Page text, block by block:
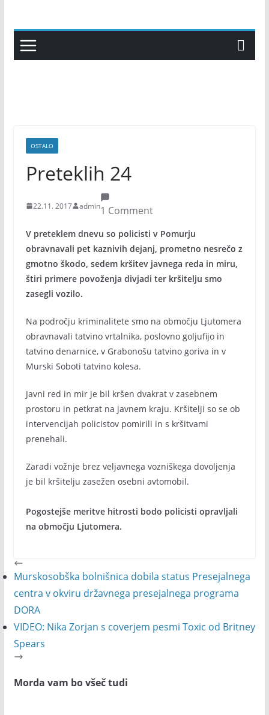
content
OSTALO
Preteklih 24
22.11. 2017 admin1 Comment
V preteklem dnevu so policisti v Pomurju
obravnavali pet kaznivih dejanj, prometno nesrečo z
gmotno škodo, sedem kršitev javnega reda in miru,
štiri primere povoženja divjadi ter kršitelju smo
zasegli vozilo.
Na področju kriminalitete smo na območju Ljutomera
obravnavali tatvino vrtalnika, poslovno goljufijo in
tatvino denarnice, v Grabonošu tatvino goriva in v
Murski Soboti tatvino kolesa.
Javni red in mir je bil kršen dvakrat v zasebnem
prostoru in petkrat na javnem kraju. Kršitelji so se ob
intervencijah policistov pomirili in s kršitvami
prenehali.
Zaradi vožnje brez veljavnega vozniškega dovoljenja
je bil kršitelju zasežen osebni avtomobil.
Pogostejše meritve hitrosti bodo policisti opravljali
na območju Ljutomera.
Murskosobška bolnišnica dobila status Presejalnega
centra v okviru državnega presejalnega programa
DORA
VIDEO: Nika Zorjan s coverjem pesmi Toxic od Britney
Spears
Morda vam bo všeč tudi